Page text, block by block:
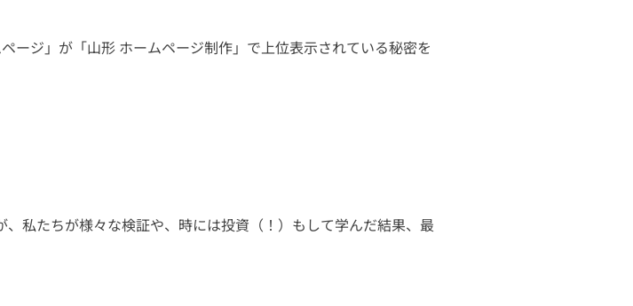
ージ」が「山形 ホームページ制作」で上位表示されている秘密を
私たちが様々な検証や、時には投資（！）もして学んだ結果、最